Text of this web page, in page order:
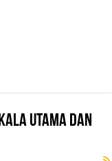
utama dan